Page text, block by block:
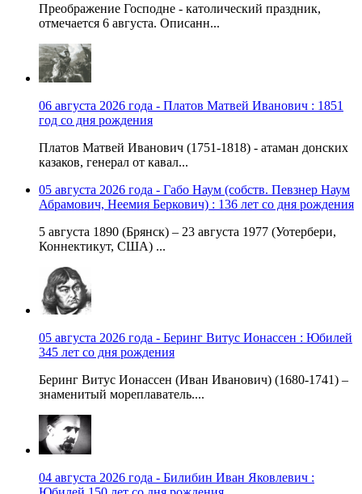
Преображение Господне - католический праздник,
отмечается 6 августа. Описанн...
06 августа 2026 года - Платов Матвей Иванович : 1851
год со дня рождения
Платов Матвей Иванович (1751-1818) - атаман донских
казаков, генерал от кавал...
05 августа 2026 года - Габо Наум (собств. Певзнер Наум
Абрамович, Неемия Беркович) : 136 лет со дня рождения
5 августа 1890 (Брянск) – 23 августа 1977 (Уотербери,
Коннектикут, США) ...
05 августа 2026 года - Беринг Витус Ионассен : Юбилей
345 лет со дня рождения
Беринг Витус Ионассен (Иван Иванович) (1680-1741) –
знаменитый мореплаватель....
04 августа 2026 года - Билибин Иван Яковлевич :